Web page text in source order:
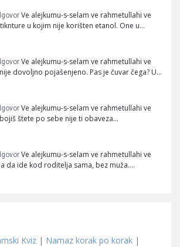
Ve alejkumu-s-selam ve rahmetullahi ve
u kojim nije korišten etanol. One u…
Ve alejkumu-s-selam ve rahmetullahi ve
dovoljno pojašenjeno. Pas je čuvar čega? U…
Ve alejkumu-s-selam ve rahmetullahi ve
štete po sebe nije ti obaveza…
Ve alejkumu-s-selam ve rahmetullahi ve
da ide kod roditelja sama, bez muža.…
Kviz | Namaz korak po korak |